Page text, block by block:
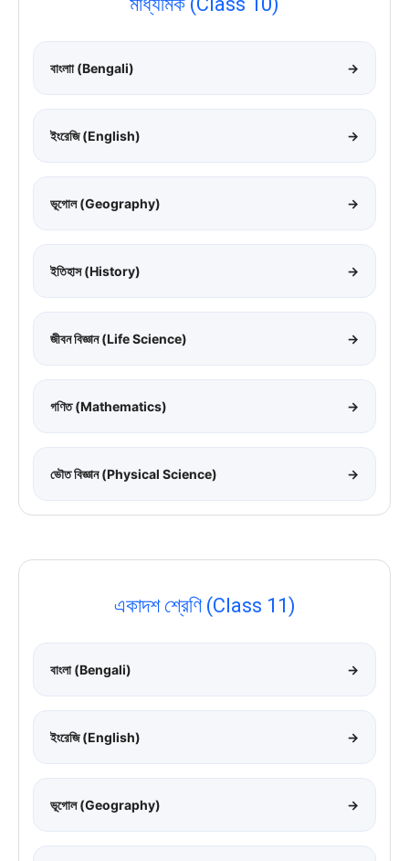
বাংলাা (Bengali) →
ইংরেজি (English) →
ভূগোল (Geography) →
ইতিহাস (History) →
জীবন বিজ্ঞান (Life Science) →
গণিত (Mathematics) →
ভৌত বিজ্ঞান (Physical Science) →
একাদশ শ্রেণি (Class 11)
বাংলা (Bengali) →
ইংরেজি (English) →
ভূগোল (Geography) →